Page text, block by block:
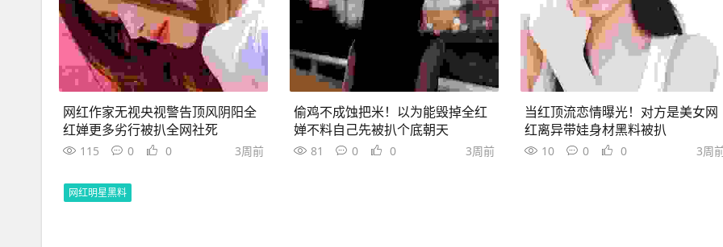
网红作家无视央视警告顶风阴阳全
红婵更多劣行被扒全网社死
115 0 0 3周前
偷鸡不成蚀把米！以为能毁掉全红
婵不料自己先被扒个底朝天
81 0 0 3周前
当红顶流恋情曝光！对方是美女网
红离异带娃身材黑料被扒
10 0 0 3周
网红明星黑料